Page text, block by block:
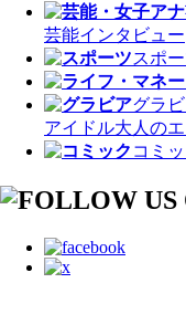
芸能インタビュー
スポ
グラ
アイドル大人の
コミ